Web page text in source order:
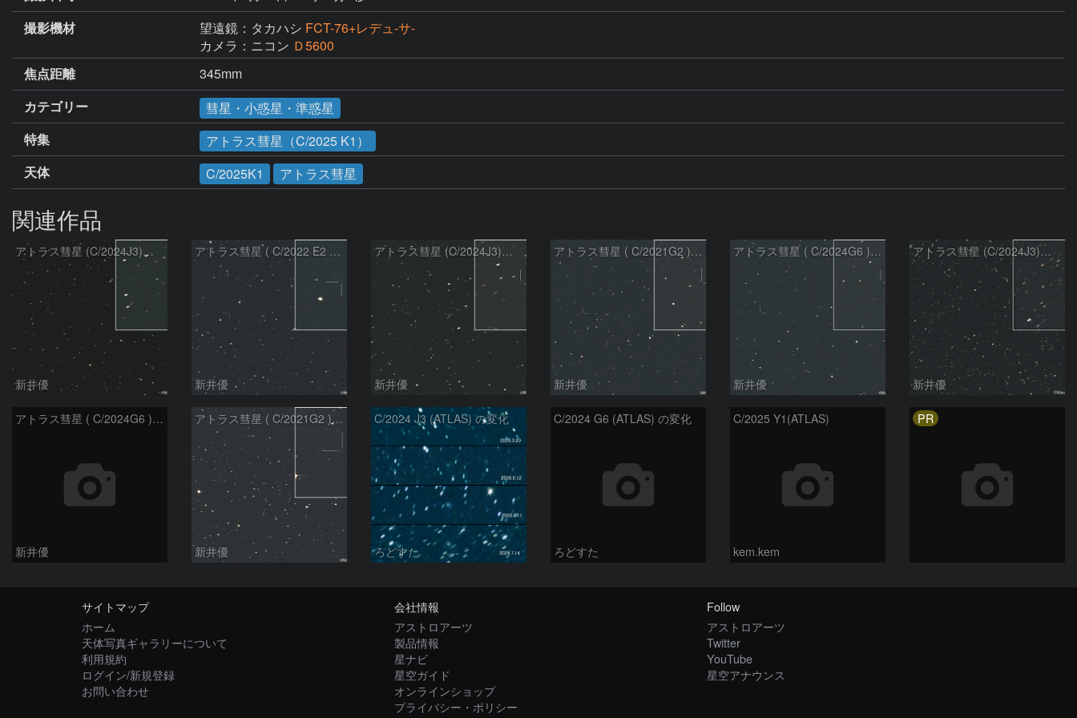
撮影機材
望遠鏡：タカハシ FCT-76+レデュ-サ-
カメラ：ニコン Ｄ5600
焦点距離
345mm
カテゴリー
彗星・小惑星・準惑星
特集
アトラス彗星（C/2025 K1）
天体
C/2025K1 アトラス彗星
関連作品
アトラス彗星 (C/2024J3)：2026/08/05
新井優
アトラス彗星 ( C/2022 E2 )：2026/07/27
新井優
アトラス彗星 (C/2024J3)：2026/07/26
新井優
アトラス彗星 ( C/2021G2 )：2026/07/09
新井優
アトラス彗星 ( C/2024G6 )：2026/07/09
新井優
アトラス彗星 (C/2024J3)：2026/07/09
新井優
アトラス彗星 ( C/2024G6 )：2026/07/08
新井優
アトラス彗星 ( C/2021G2 )：2026/07/08
新井優
C/2024 J3 (ATLAS) の変化
ろどすた
C/2024 G6 (ATLAS) の変化
ろどすた
C/2025 Y1(ATLAS)
kem.kem
PR
サイトマップ
ホーム
天体写真ギャラリーについて
利用規約
ログイン/新規登録
お問い合わせ
会社情報
アストロアーツ
製品情報
星ナビ
星空ガイド
オンラインショップ
プライバシー・ポリシー
Follow
アストロアーツ
Twitter
YouTube
星空アナウンス